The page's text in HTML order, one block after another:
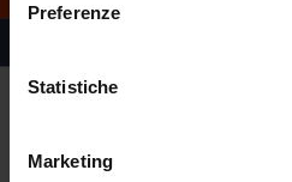
Preferenze
Statistiche
Marketing